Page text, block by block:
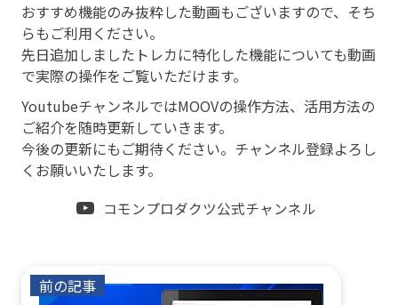
おすすめ機能のみ抜粋した動画もございますので、そち
らもご利用ください。
先日追加しましたトレカに特化した機能についても動画
で実際の操作をご覧いただけます。
YoutubeチャンネルではMOOVの操作方法、活用方法の
ご紹介を随時更新していきます。
今後の更新にもご期待ください。チャンネル登録よろし
くお願いいたします。
コモンプロダクツ公式チャンネル
前の記事